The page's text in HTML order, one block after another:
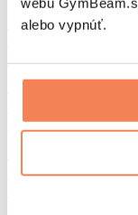
alebo vypnúť.
Joga a pilates
Otužovanie
Turistika
Vodné filtre a
Pracie prostriedky